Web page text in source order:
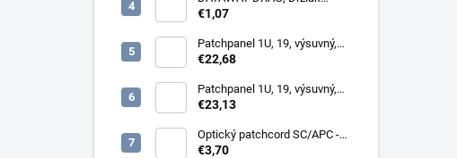
kotvy, na stĺp, kovový
€1,07
Patchpanel 1U, 19, výsuvný,
12x SC simplex, biely (1x
€22,68
Patchpanel 1U, 19, výsuvný,
24x SC duplex, biely (2x
€23,13
Optický patchcord SC/APC -
LC/PC 1m duplex, SM,
€3,70